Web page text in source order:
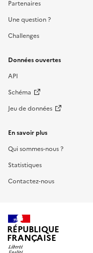
Partenaires
Une question ?
Challenges
Données ouvertes
API
Schéma
Jeu de données
En savoir plus
Qui sommes-nous ?
Statistiques
Contactez-nous
RÉPUBLIQUE
FRANÇAISE